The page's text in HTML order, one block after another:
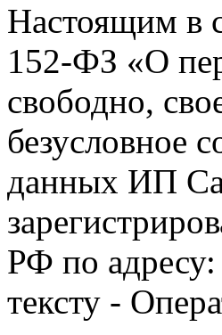
Настоящим в
152-ФЗ «О
свободно,
безусловное
данных ИП
РФ по адресу:
тексту -